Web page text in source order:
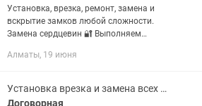
Установка, врезка, ремонт, замена и
вскрытие замков любой сложности.
Замена сердцевин 🔐 Выполняем
вскрытие замков любой сложности. ✔️
Алматы, 19 июня
Установка врезка и замена всех типов замков биометрические smart замки
Договорная